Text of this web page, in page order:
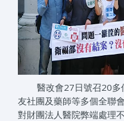
醫改會27日號召20多
友社團及藥師等多個全聯
對財團法人醫院弊端處理